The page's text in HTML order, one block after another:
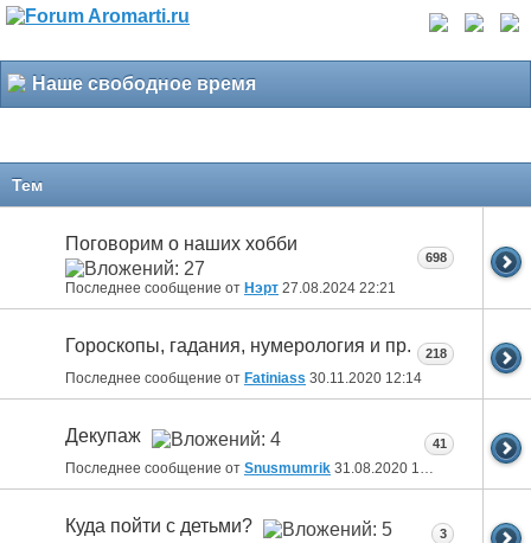
Наше свободное время
Тем
Поговорим о наших хобби
Последнее сообщение от Нэрт 27.08.2024 22:21
698
Гороскопы, гадания, нумерология и пр.
Последнее сообщение от Fatiniass 30.11.2020 12:14
218
Декупаж
Последнее сообщение от Snusmumrik 31.08.2020 18:46
41
Куда пойти с детьми? 3